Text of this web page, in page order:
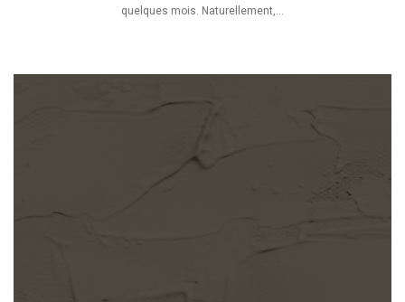
quelques mois. Naturellement,...